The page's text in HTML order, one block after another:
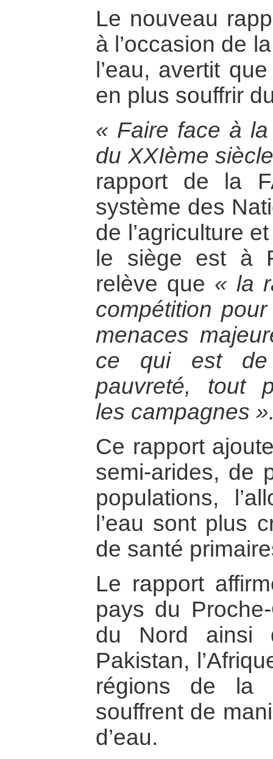
Le nouveau
à l’occasion de
l’eau, avertit
en plus souffrir
« Faire face à
du XXIème
rapport de la
système des
de l’agriculture
le siège est à
relève que « la
compétition
menaces
ce qui est
pauvreté, tout
les campagnes
Ce rapport
semi-arides, de
populations,
l’eau sont plus
de santé
Le rapport
pays du
du Nord ainsi
Pakistan,
régions de la
souffrent de
d’eau.